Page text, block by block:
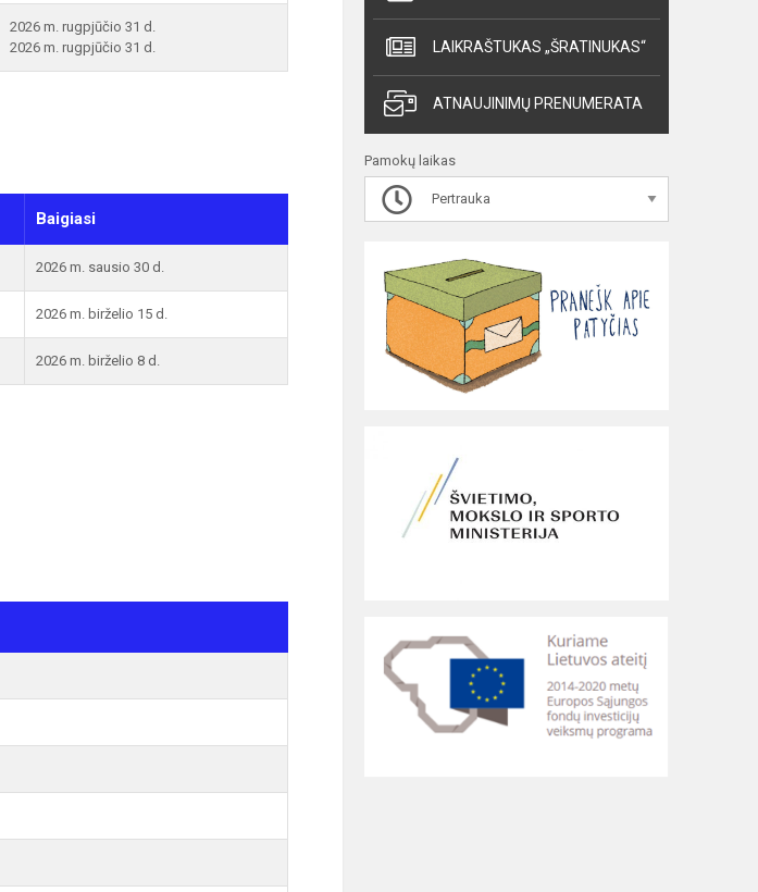
2026 m. rugpjūčio 31 d.
2026 m. rugpjūčio 31 d.
Baigiasi
2026 m. sausio 30 d.
2026 m. birželio 15 d.
2026 m. birželio 8 d.
LAIKRAŠTUKAS „ŠRATINUKAS“
ATNAUJINIMŲ PRENUMERATA
Pamokų laikas
Pertrauka